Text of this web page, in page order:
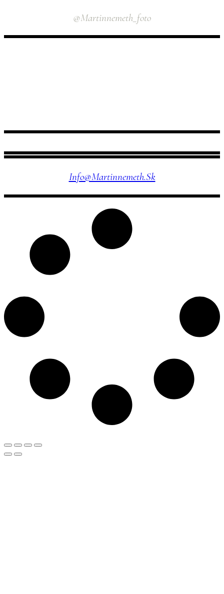
@martinnemeth_foto
Info@martinnemeth.sk